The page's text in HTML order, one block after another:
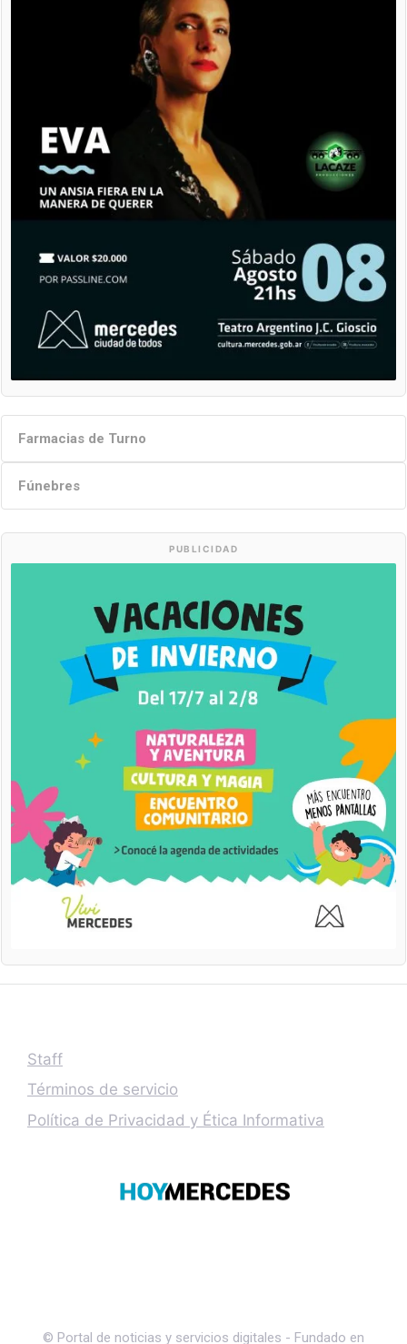
Farmacias de Turno
Fúnebres
PUBLICIDAD
Staff
Términos de servicio
Política de Privacidad y Ética Informativa
© Portal de noticias y servicios digitales - Fundado en